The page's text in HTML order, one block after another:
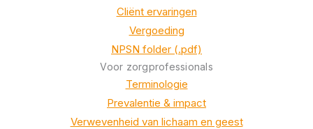
Cliënt ervaringen
Vergoeding
NPSN folder (.pdf)
Voor zorgprofessionals
Terminologie
Prevalentie & impact
Verwevenheid van lichaam en geest